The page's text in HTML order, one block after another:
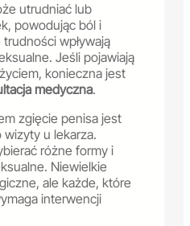
utrudniać lub
powodując ból i
wpływają
Jeśli pojawiają
konieczna jest
medyczna.
zgięcie penisa jest
u lekarza.
różne formy i
Niewielkie
ale każde, które
interwencji